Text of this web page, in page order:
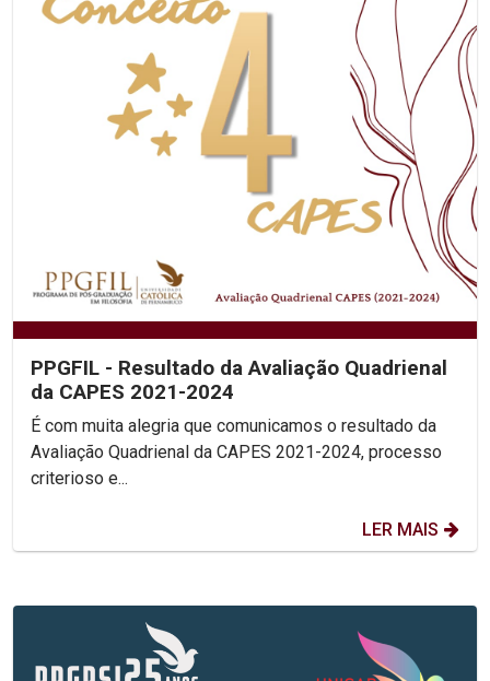
PPGFIL - Resultado da Avaliação Quadrienal
da CAPES 2021-2024
É com muita alegria que comunicamos o resultado da
Avaliação Quadrienal da CAPES 2021-2024, processo
criterioso e...
LER MAIS